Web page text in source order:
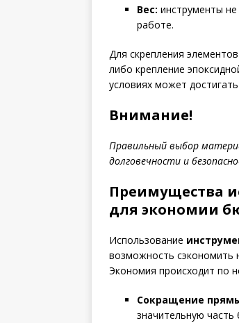
Вес: инструменты
работе.
Для скрепления
либо крепление
условиях может
Внимание!
Правильный выбор
долговечности и
Преимущества
для экономии
Использование
возможность сэкономить
Экономия происходит по
Сокращение
значительную